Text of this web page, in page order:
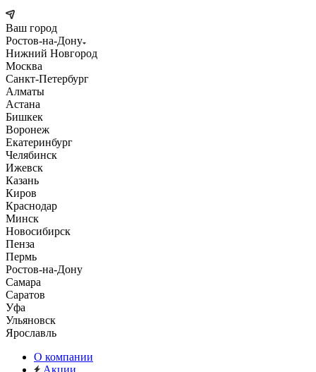
Ваш город
Ростов-на-Дону
Нижний Новгород
Москва
Санкт-Петербург
Алматы
Астана
Бишкек
Воронеж
Екатеринбург
Челябинск
Ижевск
Казань
Киров
Краснодар
Минск
Новосибирск
Пенза
Пермь
Ростов-на-Дону
Самара
Саратов
Уфа
Ульяновск
Ярославль
О компании
Акции